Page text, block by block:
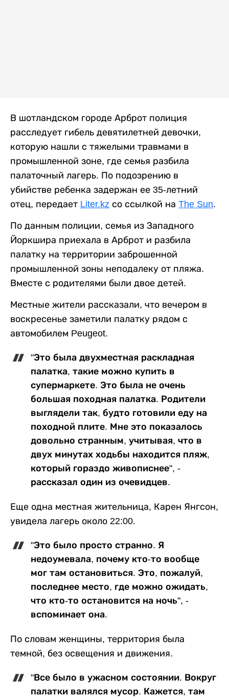
В шотландском городе Арброт полиция
расследует гибель девятилетней девочки,
которую нашли с тяжелыми травмами в
промышленной зоне, где семья разбила
палаточный лагерь. По подозрению в
убийстве ребенка задержан ее 35-летний
отец, передает Liter.kz со ссылкой на The Sun.
По данным полиции, семья из Западного
Йоркшира приехала в Арброт и разбила
палатку на территории заброшенной
промышленной зоны неподалеку от пляжа.
Вместе с родителями были двое детей.
Местные жители рассказали, что вечером в
воскресенье заметили палатку рядом с
автомобилем Peugeot.
"Это была двухместная раскладная
палатка, такие можно купить в
супермаркете. Это была не очень
большая походная палатка. Родители
выглядели так, будто готовили еду на
походной плите. Мне это показалось
довольно странным, учитывая, что в
двух минутах ходьбы находится пляж,
который гораздо живописнее", -
рассказал один из очевидцев.
Еще одна местная жительница, Карен Янгсон,
увидела лагерь около 22:00.
"Это было просто странно. Я
недоумевала, почему кто-то вообще
мог там остановиться. Это, пожалуй,
последнее место, где можно ожидать,
что кто-то остановится на ночь", -
вспоминает она.
По словам женщины, территория была
темной, без освещения и движения.
"Все было в ужасном состоянии. Вокруг
палатки валялся мусор. Кажется, там